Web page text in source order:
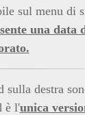
sul menu di
una data
sulla destra
è l'unica